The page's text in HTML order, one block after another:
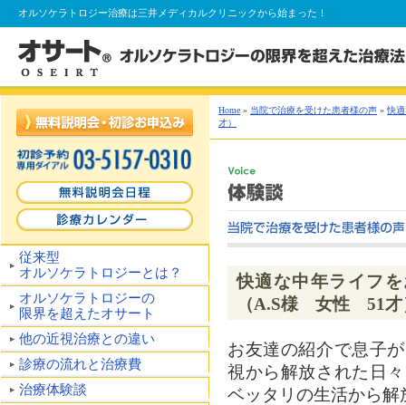
オルソケラトロジー治療は三井メディカルクリニックから始まった！
従来型
オルソケラトロジーとは？
オルソケラトロジーの
限界を超えたオサート
他の近視治療との違い
診療の流れと治療費
治療体験談
Home » 当院で治療を受けた患者様の声 » 快
才）
快適な中年ライフ
（A.S様 女性 51才
お友達の紹介で息子
視から解放された日
ベッタリの生活から